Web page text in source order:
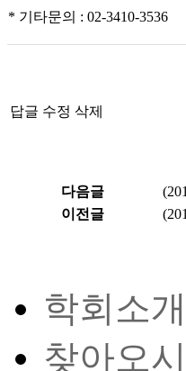
* 기타문의 : 02-3410-3536
답글 수정 삭제
다음글 (
이전글
(
학회소개
찾아오